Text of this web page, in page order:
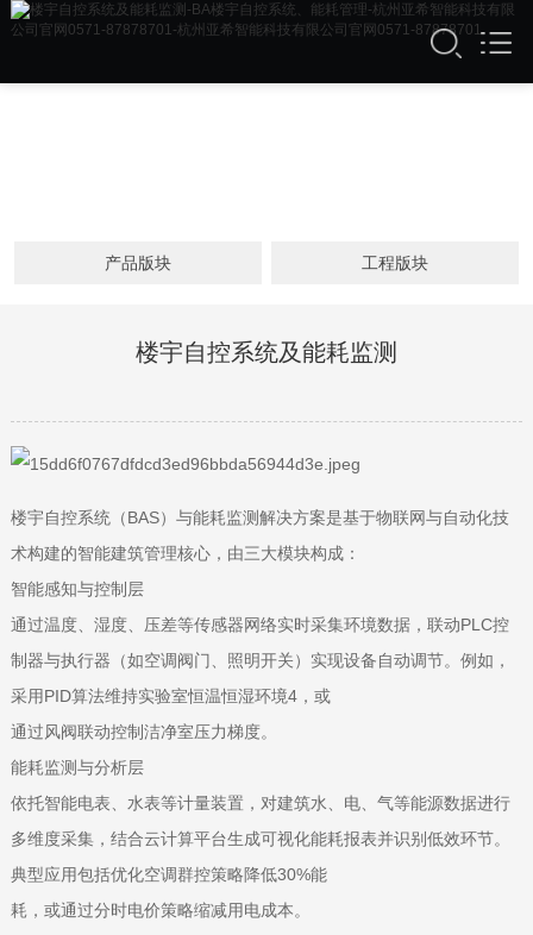
产品版块 工程版块
楼宇自控系统及能耗监测
楼宇自控系统（BAS）与能耗监测解决方案是基于物联网与自动化技
术构建的智能建筑管理核心，由三大模块构成：
‌智能感知与控制层‌
通过温度、湿度、压差等传感器网络实时采集环境数据，联动PLC控
制器与执行器（如空调阀门、照明开关）实现设备自动调节。例如，
采用PID算法维持实验室恒温恒湿环境‌4，或
通过风阀联动控制洁净室压力梯度。
‌能耗监测与分析层‌
依托智能电表、水表等计量装置，对建筑水、电、气等能源数据进行
多维度采集，结合云计算平台生成可视化能耗报表并识别低效环节。
典型应用包括优化空调群控策略降低30%能
耗，或通过分时电价策略缩减用电成本‌。